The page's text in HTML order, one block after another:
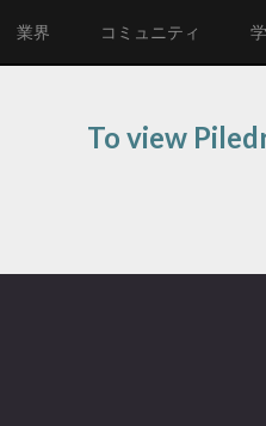
業界 コミュニティ
To view